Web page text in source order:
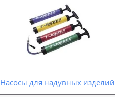
Насосы для надувных изделий